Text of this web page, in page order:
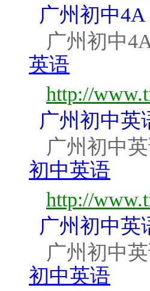
广州初中4A
广州初中
英语
http://
广州初中英
广州初中
初中英语
http://
广州初中英
广州初中
初中英语